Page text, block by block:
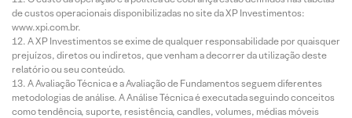
de custos operacionais disponibilizadas no site da XP Investimentos:
www.xpi.com.br.
A XP Investimentos se exime de qualquer responsabilidade por quaisquer
prejuízos, diretos ou indiretos, que venham a decorrer da utilização deste
relatório ou seu conteúdo.
A Avaliação Técnica e a Avaliação de Fundamentos seguem diferentes
metodologias de análise. A Análise Técnica é executada seguindo conceitos
como tendência, suporte, resistência, candles, volumes, médias móveis